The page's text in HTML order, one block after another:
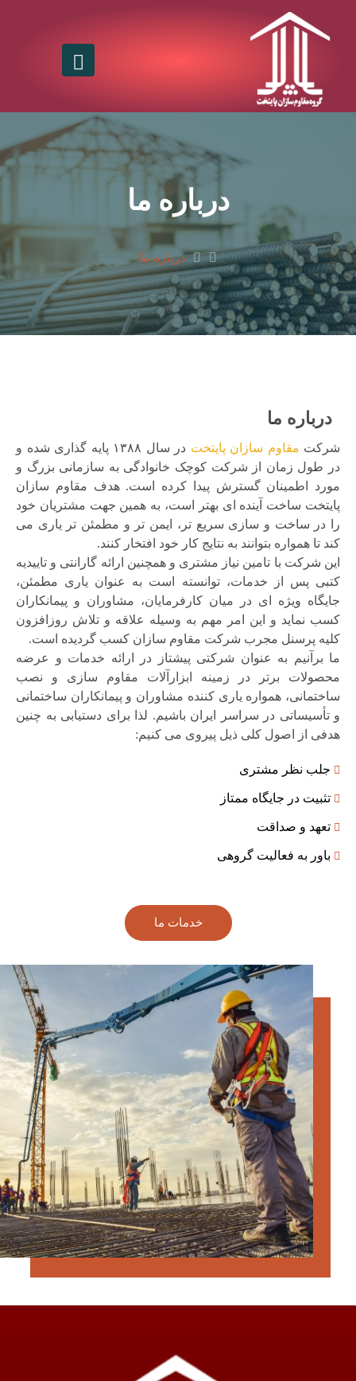
درباره ما
درباره ما
درباره ما
شرکت مقاوم سازان پایتخت
در سال ۱۳۸۸ پایه گذاری شده و
در طول زمان از شرکت کوچک خانوادگی به سازمانی بزرگ و
مورد اطمینان گسترش پیدا کرده است. هدف مقاوم سازان
پایتخت ساخت آینده ای بهتر است، به همین جهت مشتریان خود
را در ساخت و سازی سریع تر، ایمن تر و مطمئن تر یاری می
کند تا همواره بتوانند به نتایج کار خود افتخار کنند.
این شرکت با تامین نیاز مشتری و همچنین ارائه گارانتی و تاییدیه
کتبی پس از خدمات، توانسته است به عنوان یاری مطمئن،
جایگاه ویژه ای در میان کارفرمایان، مشاوران و پیمانکاران
کسب نماید و این امر مهم به وسیله علاقه و تلاش روزافزون
کلیه پرسنل مجرب شرکت مقاوم سازان کسب گردیده است.
ما برآنیم به عنوان شرکتی پیشتاز در ارائه خدمات و عرضه
محصولات برتر در زمینه ابزارآلات مقاوم سازی و نصب
ساختمانی، همواره یاری کننده مشاوران و پیمانکاران ساختمانی
و تأسیساتی در سراسر ایران باشیم. لذا برای دستیابی به چنین
هدفی از اصول کلی ذیل پیروی می کنیم:
جلب نظر مشتری
تثبیت در جایگاه ممتاز
تعهد و صداقت
باور به فعالیت گروهی
خدمات ما